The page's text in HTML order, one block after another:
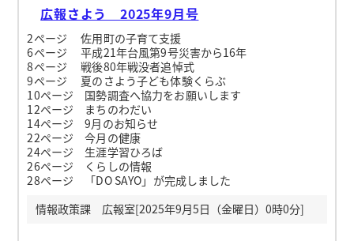
広報さよう 2025年9月号
2ページ 佐用町の子育て支援
6ページ 平成21年台風第9号災害から16年
8ページ 戦後80年戦没者追悼式
9ページ 夏のさよう子ども体験くらぶ
10ページ 国勢調査へ協力をお願いします
12ページ まちのわだい
14ページ 9月のお知らせ
22ページ 今月の健康
24ページ 生涯学習ひろば
26ページ くらしの情報
28ページ 「DO SAYO」が完成しました
情報政策課 広報室[2025年9月5日（金曜日）0時0分]